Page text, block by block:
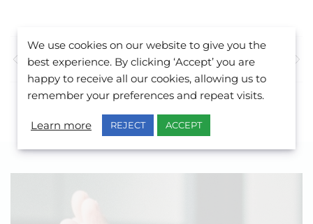
Önceki Yazı Sonraki Yazı
We use cookies on our website to give you the
best experience. By clicking ‘Accept’ you are
happy to receive all our cookies, allowing us to
remember your preferences and repeat visits.
Learn more REJECT ACCEPT